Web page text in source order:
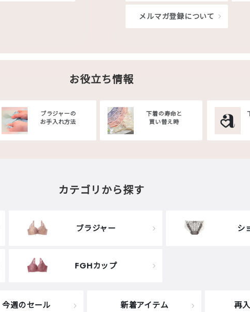
メルマガ登録について
お役立ち情報
ブラジャーの
お手入れ方法
下着の寿命と
買い替え時
カテゴリから探す
ブラジャー シ
FGHカップ
今週のセール 新着アイテム 再